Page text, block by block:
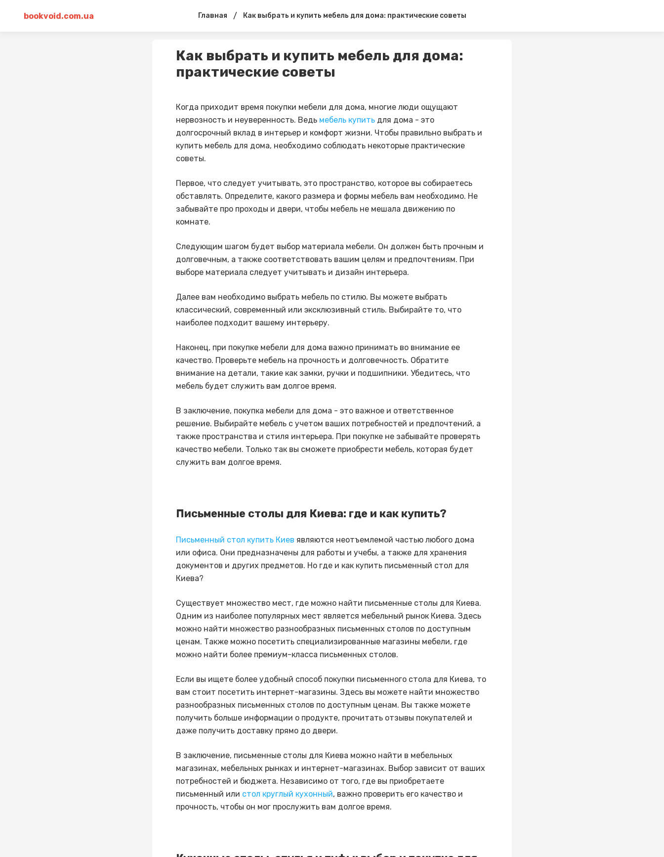
bookvoid.com.ua Главная / Как выбрать и купить мебель для дома: практические советы
Как выбрать и купить мебель для дома:
практические советы
Когда приходит время покупки мебели для дома, многие люди ощущают
нервозность и неуверенность. Ведь мебель купить для дома - это
долгосрочный вклад в интерьер и комфорт жизни. Чтобы правильно выбрать и
купить мебель для дома, необходимо соблюдать некоторые практические
советы.
Первое, что следует учитывать, это пространство, которое вы собираетесь
обставлять. Определите, какого размера и формы мебель вам необходимо. Не
забывайте про проходы и двери, чтобы мебель не мешала движению по
комнате.
Следующим шагом будет выбор материала мебели. Он должен быть прочным и
долговечным, а также соответствовать вашим целям и предпочтениям. При
выборе материала следует учитывать и дизайн интерьера.
Далее вам необходимо выбрать мебель по стилю. Вы можете выбрать
классический, современный или эксклюзивный стиль. Выбирайте то, что
наиболее подходит вашему интерьеру.
Наконец, при покупке мебели для дома важно принимать во внимание ее
качество. Проверьте мебель на прочность и долговечность. Обратите
внимание на детали, такие как замки, ручки и подшипники. Убедитесь, что
мебель будет служить вам долгое время.
В заключение, покупка мебели для дома - это важное и ответственное
решение. Выбирайте мебель с учетом ваших потребностей и предпочтений, а
также пространства и стиля интерьера. При покупке не забывайте проверять
качество мебели. Только так вы сможете приобрести мебель, которая будет
служить вам долгое время.
Письменные столы для Киева: где и как купить?
Письменный стол купить Киев являются неотъемлемой частью любого дома
или офиса. Они предназначены для работы и учебы, а также для хранения
документов и других предметов. Но где и как купить письменный стол для
Киева?
Существует множество мест, где можно найти письменные столы для Киева.
Одним из наиболее популярных мест является мебельный рынок Киева. Здесь
можно найти множество разнообразных письменных столов по доступным
ценам. Также можно посетить специализированные магазины мебели, где
можно найти более премиум-класса письменных столов.
Если вы ищете более удобный способ покупки письменного стола для Киева, то
вам стоит посетить интернет-магазины. Здесь вы можете найти множество
разнообразных письменных столов по доступным ценам. Вы также можете
получить больше информации о продукте, прочитать отзывы покупателей и
даже получить доставку прямо до двери.
В заключение, письменные столы для Киева можно найти в мебельных
магазинах, мебельных рынках и интернет-магазинах. Выбор зависит от ваших
потребностей и бюджета. Независимо от того, где вы приобретаете
письменный или стол круглый кухонный, важно проверить его качество и
прочность, чтобы он мог прослужить вам долгое время.